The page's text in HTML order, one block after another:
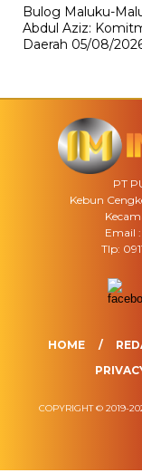
Bulog Maluku-
Abdul Aziz:
Daerah 05/08/
PT
Kebun
Email
Tlp:
HOME
COPYRIGHT © 2019-